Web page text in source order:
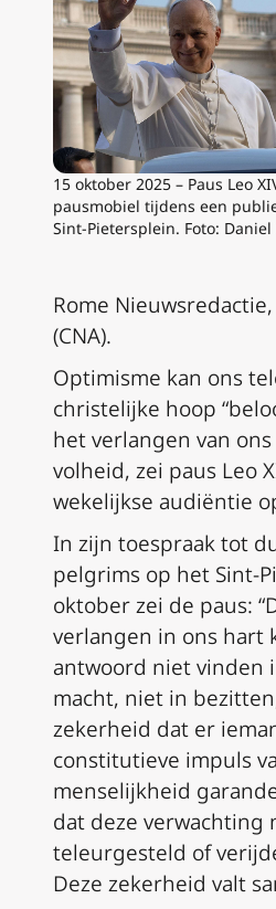
15 oktober 2025 – Paus Leo
pausmobiel tijdens een
Sint-Pietersplein. Foto: Daniel
Rome
(CNA).
Optimisme kan ons
christelijke hoop
het verlangen van
volheid, zei paus Leo
wekelijkse audiëntie
In zijn toespraak tot
pelgrims op het Sint-
oktober zei de paus:
verlangen in ons hart
antwoord niet vinden
macht, niet in
zekerheid dat er
constitutieve impuls
menselijkheid
dat deze verwachting
teleurgesteld of
Deze zekerheid valt